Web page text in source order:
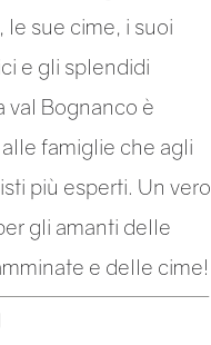
le sue cime, i suoi
e gli splendidi
val Bognanco è
famiglie che agli
più esperti. Un vero
gli amanti delle
e delle cime!